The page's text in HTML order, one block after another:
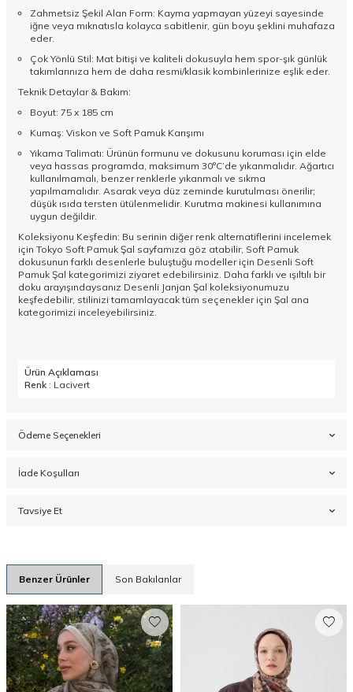
Zahmetsiz Şekil Alan Form: Kayma yapmayan yüzeyi sayesinde
iğne veya mıknatısla kolayca sabitlenir, gün boyu şeklini muhafaza
eder.
Çok Yönlü Stil: Mat bitişi ve kaliteli dokusuyla hem spor-şık günlük
takımlarınıza hem de daha resmi/klasik kombinlerinize eşlik eder.
Teknik Detaylar & Bakım:
Boyut: 75 x 185 cm
Kumaş: Viskon ve Soft Pamuk Karışımı
Yıkama Talimatı: Ürünün formunu ve dokusunu koruması için elde
veya hassas programda, maksimum 30°C’de yıkanmalıdır. Ağartıcı
kullanılmamalı, benzer renklerle yıkanmalı ve sıkma
yapılmamalıdır. Asarak veya düz zeminde kurutulması önerilir;
düşük ısıda tersten ütülenmelidir. Kurutma makinesi kullanımına
uygun değildir.
Koleksiyonu Keşfedin: Bu serinin diğer renk alternatiflerini incelemek
için Tokyo Soft Pamuk Şal sayfamıza göz atabilir, Soft Pamuk
dokusunun farklı desenlerle buluştuğu modeller için Desenli Soft
Pamuk Şal kategorimizi ziyaret edebilirsiniz. Daha farklı ve ışıltılı bir
doku arayışındaysanız Desenli Janjan Şal koleksiyonumuzu
keşfedebilir, stilinizi tamamlayacak tüm seçenekler için Şal ana
kategorimizi inceleyebilirsiniz.
Ürün Açıklaması
Renk : Lacivert
Ödeme Seçenekleri
İade Koşulları
Tavsiye Et
Benzer Ürünler Son Bakılanlar